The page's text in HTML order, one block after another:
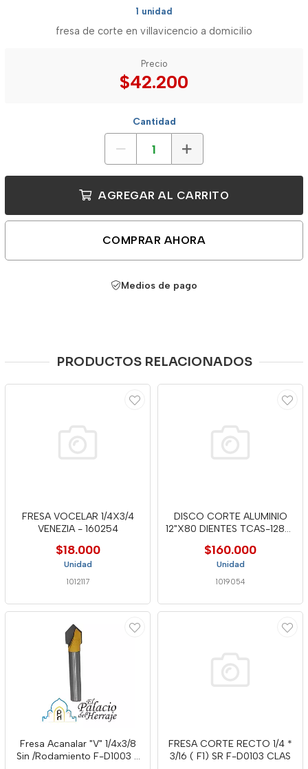
1 unidad
fresa de corte en villavicencio a domicilio
Precio
$42.200
Cantidad
AGREGAR AL CARRITO
COMPRAR AHORA
Medios de pago
PRODUCTOS RELACIONADOS
FRESA VOCELAR 1/4X3/4
VENEZIA - 160254
$18.000
Unidad
1012117
DISCO CORTE ALUMINIO
12"X80 DIENTES TCAS-1280-
$160.000
Unidad
1019054
Fresa Acanalar "V" 1/4x3/8
Sin /Rodamiento F-D1003 -
FRESA CORTE RECTO 1/4 *
3/16 ( F1) SR F-D0103 CLAS